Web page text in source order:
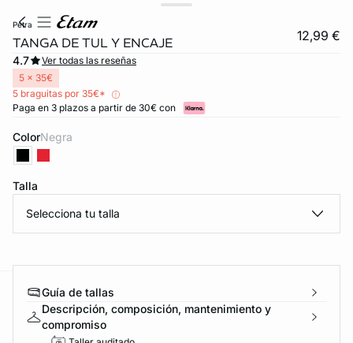
INVISIBLE
petra
TANGA DE TUL Y ENCAJE 12,99 €
4.7
Ver todas las reseñas
5 x 35€
5 braguitas por 35€*
Paga en 3 plazos a partir de 30€ con
Color negra
Talla
Selecciona tu talla
Guía de tallas
Descripción, composición, mantenimiento y
compromiso